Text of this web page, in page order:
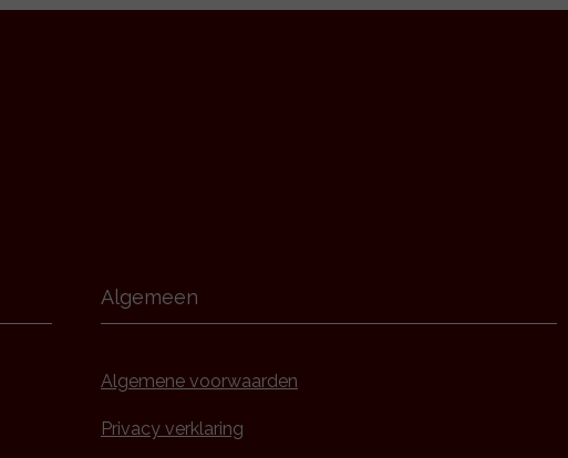
Algemeen
Algemene voorwaarden
Privacy verklaring